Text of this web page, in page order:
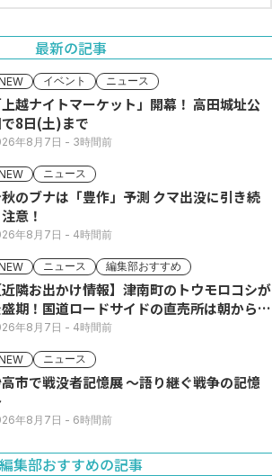
最新の記事
イベント ニュース
上越ナイトマーケット」開幕！ 高田城址公
8日(土)まで
年8月7日 - 3時間前
ニュース
のブナは「豊作」予測 クマ出没に引き続
意！
年8月7日 - 4時間前
ニュース 編集部おすすめ
近隣お出かけ情報】津南町のトウモロコシが
期！国道ロードサイドの直売所は朝から長
年8月7日 - 4時間前
ニュース
市で戦没者記憶展 ～語り継ぐ戦争の記憶
年8月7日 - 6時間前
編集部おすすめの記事